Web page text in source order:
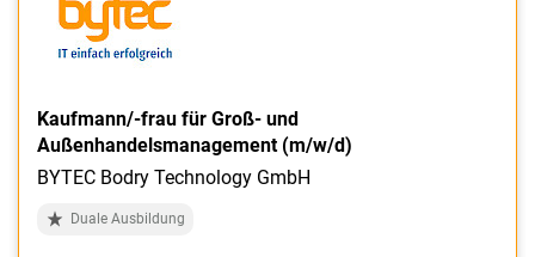
Kaufmann/-frau für Groß- und
Außenhandelsmanagement (m/w/d)
BYTEC Bodry Technology GmbH
Duale Ausbildung